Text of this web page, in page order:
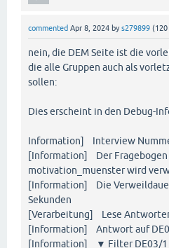
commented Apr 8, 2024 bys279899 (120
nein, die DEM Seite ist die
die alle Gruppen auch als
sollen:
Dies erscheint in den Debug-
Information] Interview
[Information] Der Fragebogen
motivation_muenster wird
[Information] Die
Sekunden
[Verarbeitung] Lese
[Information] Antwort auf
[Information] ▼ Filter DE03/1